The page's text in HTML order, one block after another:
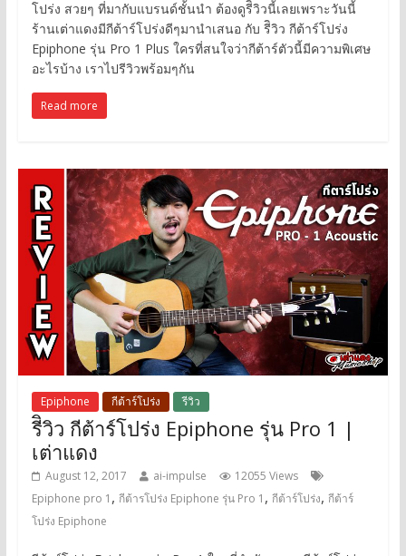
โปร่ง สวยๆ ที่มากับแบรนด์ชั้นนำ ต้องดูรีิวิวนี้เลยเพราะวันนี้
ร้านเต่าแดงมีกีต้าร์โปร่งดีๆมานำเสนอ กับ รีิวิว กีต้าร์โปร่ง
Epiphone รุ่น Pro 1 Plus ใครที่สนใจว่ากีต้าร์ตัวนี้มีความพิเศษ
อะไรบ้าง เราไปรีวิวพร้อมๆกัน
Read more
Epiphone กีต้าร์โปร่ง รีวิว
รีิวิว กีต้าร์โปร่ง Epiphone รุ่น Pro 1 |
เต่าแดง
August 12, 2017 ai-impulse
12055 Views
Epiphone pro 1 , กีต้ารโปร่ง Epiphone รุ่น Pro 1 , กีต้าร์โปร่ง, กีต้าร์
โปร่ง Epiphone